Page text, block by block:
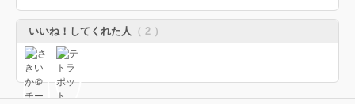
いいね！してくれた人 （ 2 ）